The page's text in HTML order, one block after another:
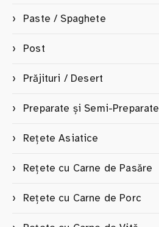
Paste / Spaghete
Post
Prăjituri / Desert
Preparate și Semi-Preparate
Rețete Asiatice
Rețete cu Carne de Pasăre
Rețete cu Carne de Porc